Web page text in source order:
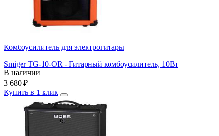
Комбоусилитель для электрогитары
Smiger TG-10-OR - Гитарный комбоусилитель, 10Вт
В наличии
3 680 ₽
Купить в 1 клик